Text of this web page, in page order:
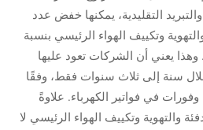
التقليدية، يمكنها خفض عدد
وتكييف الهواء الرئيسي بنسبة
و٣٠٪ تقريبًا. وهذا يعني أن الشركات تعود عليها
سنة إلى ثلاث سنوات فقط، وفقًا
في فواتير الكهرباء. علاوةً
والتهوية وتكييف الهواء الرئيسي لا